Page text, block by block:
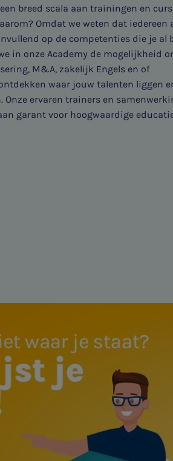

breed scala aan trainingen en
Omdat we weten dat iedereen
op de competenties die je al
in onze Academy de mogelijkheid
M&A, zakelijk Engels en of
waar jouw talenten liggen
Onze ervaren trainers en
garant voor hoogwaardige